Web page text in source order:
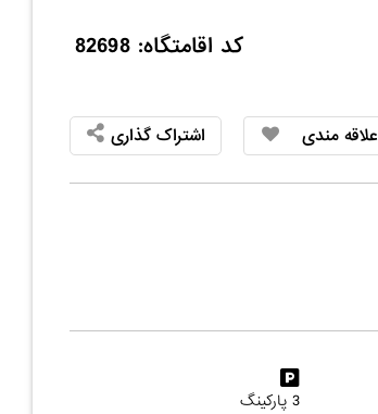
کد اقامتگاه: 82698
علاقه مندی اشتراک گذاری
3 پارکینگ